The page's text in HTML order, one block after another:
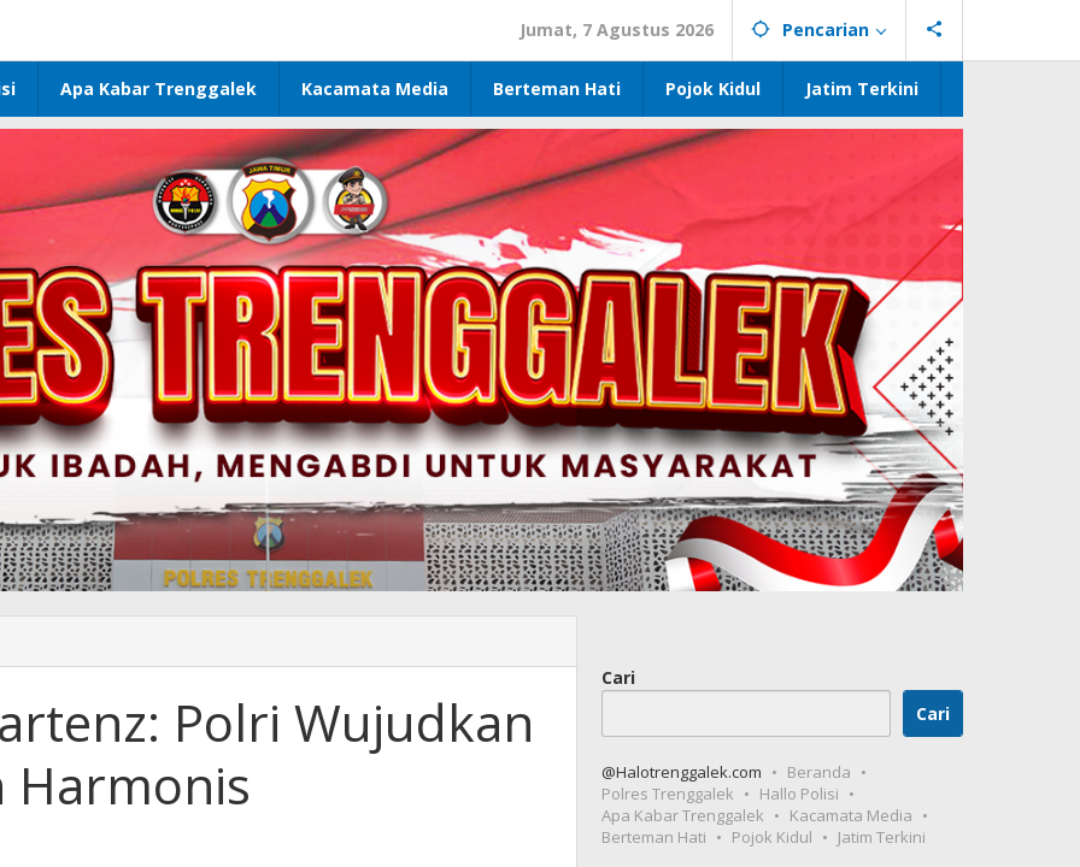
Jumat, 7 Agustus 2026 Pencarian
Apa Kabar Trenggalek Kacamata Media Berteman Hati Pojok Kidul Jatim Terkini
Polri Wujudkan
Harmonis
Cari
Cari
@Halotrenggalek.com
Beranda
Polres Trenggalek
Hallo Polisi
Apa Kabar Trenggalek
Kacamata Media
Berteman Hati
Pojok Kidul Jatim Terkini